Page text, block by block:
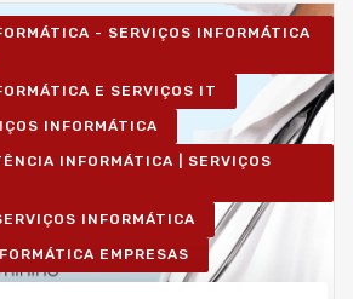
- SERVIÇOS INFORMÁTICA
E SERVIÇOS IT
INFORMÁTICA
INFORMÁTICA | SERVIÇOS
INFORMÁTICA
EMPRESAS